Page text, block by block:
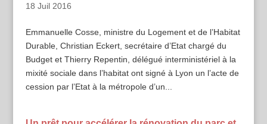
18 Juil 2016
Emmanuelle Cosse, ministre du Logement et de l’Habitat
Durable, Christian Eckert, secrétaire d’Etat chargé du
Budget et Thierry Repentin, délégué interministériel à la
mixité sociale dans l’habitat ont signé à Lyon un l’acte de
cession par l’Etat à la métropole d’un...